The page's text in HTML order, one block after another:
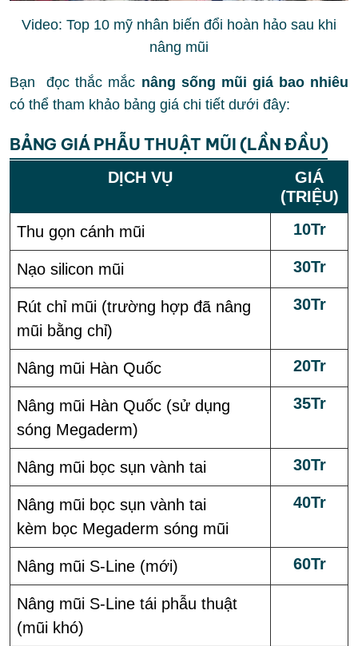
Video: Top 10 mỹ nhân biến đổi hoàn hảo sau khi
nâng mũi
Bạn đọc thắc mắc nâng sống mũi giá bao nhiêu
có thể tham khảo bảng giá chi tiết dưới đây:
BẢNG GIÁ PHẪU THUẬT MŨI (LẦN ĐẦU)
DỊCH VỤ
GIÁ
(TRIỆU)
Thu gọn cánh mũi
10Tr
Nạo silicon mũi 30Tr
Rút chỉ mũi (trường hợp đã nâng
mũi bằng chỉ)
30Tr
Nâng mũi Hàn Quốc 20Tr
Nâng mũi Hàn Quốc (sử dụng
sóng Megaderm)
35Tr
Nâng mũi bọc sụn vành tai 30Tr
Nâng mũi bọc sụn vành tai
kèm bọc Megaderm sóng mũi
40Tr
Nâng mũi S-Line (mới) 60Tr
Nâng mũi S-Line tái phẫu thuật
(mũi khó)